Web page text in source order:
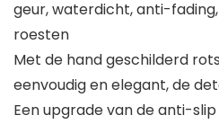
geur, waterdicht, anti-
roesten
Met de hand geschilderd
eenvoudig en elegant, de
Een upgrade van de anti-